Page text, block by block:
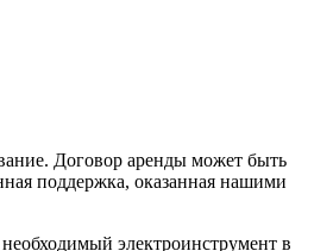
Договор аренды может быть
поддержка, оказанная нашими
электроинструмент в